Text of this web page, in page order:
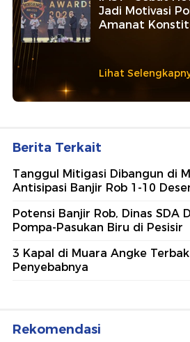
Jadi Motivasi
Amanat
Lihat
Berita Terkait
Tanggul Mitigasi Dibangun di
Antisipasi Banjir Rob 1-10
Potensi Banjir Rob, Dinas SDA
Pompa-Pasukan Biru di Pesisir
3 Kapal di Muara Angke
Penyebabnya
Rekomendasi